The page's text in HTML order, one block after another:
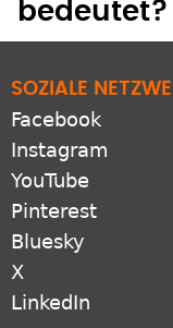
Facebook
Instagram
YouTube
Pinterest
Bluesky
X
LinkedIn